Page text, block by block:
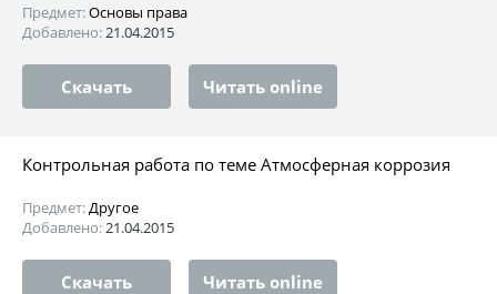
Предмет:Основы права
Добавлено:21.04.2015
Скачать Читать online
Контрольная работа по теме Атмосферная коррозия
Предмет:Другое
Добавлено:21.04.2015
Скачать Читать online